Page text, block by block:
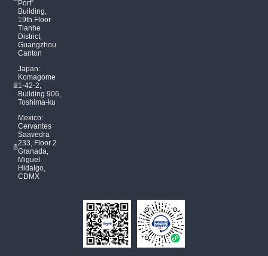
Port”
Building,
19th Floor
Tianhe
District,
Guangzhou
Canton
Japan:
Komagome
1-42-2,
Building 906,
Toshima-ku
Mexico:
Cervantes
Saavedra
233, Floor 2
Granada,
Miguel
Hidalgo,
CDMX